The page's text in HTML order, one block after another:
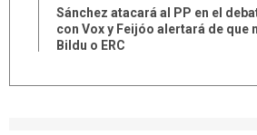
Sánchez atacará al PP en el
con Vox y Feijóo alertará de que
Bildu o ERC